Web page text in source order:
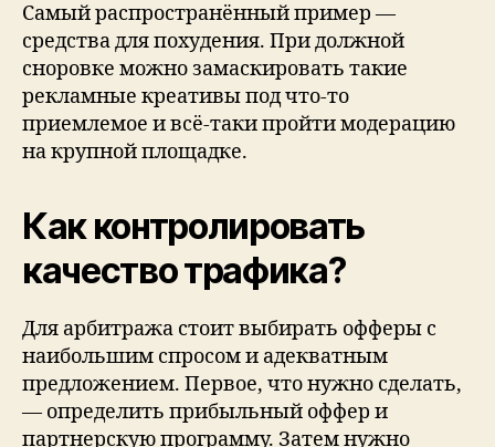
Самый распространённый пример —
средства для похудения. При должной
сноровке можно замаскировать такие
рекламные креативы под что-то
приемлемое и всё-таки пройти модерацию
на крупной площадке.
Как контролировать
качество трафика?
Для арбитража стоит выбирать офферы с
наибольшим спросом и адекватным
предложением. Первое, что нужно сделать,
— определить прибыльный оффер и
партнерскую программу. Затем нужно